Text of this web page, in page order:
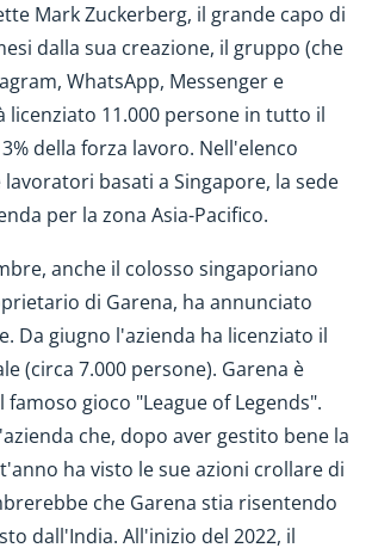
Mark Zuckerberg, il grande capo di
dalla sua creazione, il gruppo (che
WhatsApp, Messenger e
licenziato 11.000 persone in tutto il
della forza lavoro. Nell'elenco
basati a Singapore, la sede
per la zona Asia-Pacifico.
anche il colosso singaporiano
di Garena, ha annunciato
Da giugno l'azienda ha licenziato il
(circa 7.000 persone). Garena è
gioco "League of Legends".
che, dopo aver gestito bene la
ha visto le sue azioni crollare di
che Garena stia risentendo
dall'India. All'inizio del 2022, il